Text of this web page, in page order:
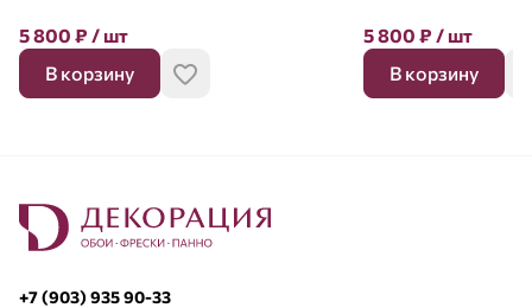
5 800 ₽ / шт
В корзину
5 800 ₽ / шт
В корзину
+7 (903) 935 90-33